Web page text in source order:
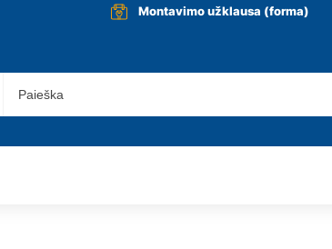
Montavimo užklausa (forma)